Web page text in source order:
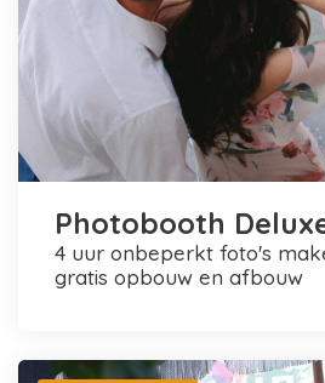
Photobooth
4 uur onbeperkt foto's maken en printen +
gratis opbouw en afbouw